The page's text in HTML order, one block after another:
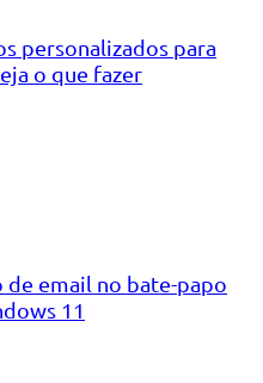
personalizados para
o que fazer
de email no bate-papo
11